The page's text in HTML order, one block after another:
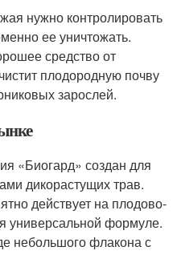
нужно контролировать
ее уничтожать.
средство от
плодородную почву
зарослей.
«Биогард» создан для
дикорастущих трав.
действует на плодово-
универсальной формуле.
небольшого флакона с